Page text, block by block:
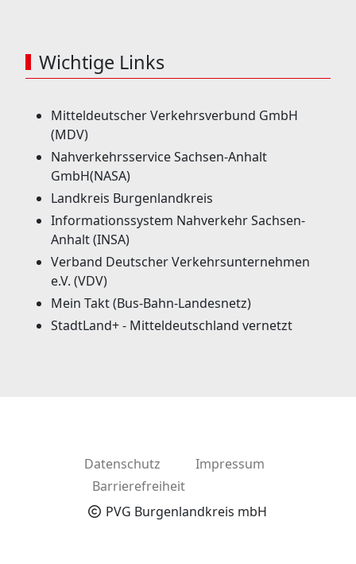
Wichtige Links
Mitteldeutscher Verkehrsverbund GmbH
(MDV)
Nahverkehrsservice Sachsen-Anhalt
GmbH(NASA)
Landkreis Burgenlandkreis
Informationssystem Nahverkehr Sachsen-
Anhalt (INSA)
Verband Deutscher Verkehrsunternehmen
e.V. (VDV)
Mein Takt (Bus-Bahn-Landesnetz)
StadtLand+ - Mitteldeutschland vernetzt
Datenschutz
Impressum
Barrierefreiheit
PVG Burgenlandkreis mbH